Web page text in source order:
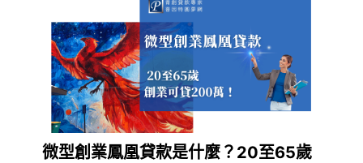
微型創業鳳凰貸款是什麼？20至65歲